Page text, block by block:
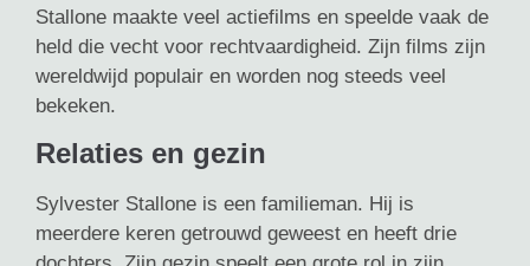
Stallone maakte veel actiefilms en speelde vaak de
held die vecht voor rechtvaardigheid. Zijn films zijn
wereldwijd populair en worden nog steeds veel
bekeken.
Relaties en gezin
Sylvester Stallone is een familieman. Hij is
meerdere keren getrouwd geweest en heeft drie